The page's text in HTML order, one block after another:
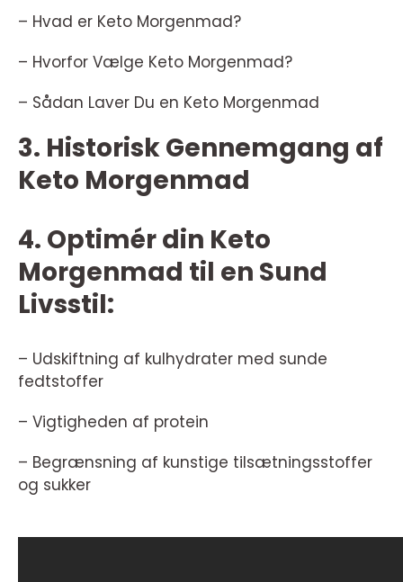
– Hvad er Keto Morgenmad?
– Hvorfor Vælge Keto Morgenmad?
– Sådan Laver Du en Keto Morgenmad
3. Historisk Gennemgang af
Keto Morgenmad
4. Optimér din Keto
Morgenmad til en Sund
Livsstil:
– Udskiftning af kulhydrater med sunde
fedtstoffer
– Vigtigheden af protein
– Begrænsning af kunstige tilsætningsstoffer
og sukker